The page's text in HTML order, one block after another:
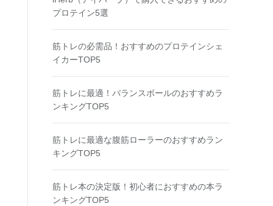
プロテイン5選
筋トレの必需品！おすすめのプロテインシェ
イカーTOP5
筋トレに最適！バランスボールのおすすめラ
ンキングTOP5
筋トレに最適な腹筋ローラーのおすすめラン
キングTOP5
筋トレ本の決定版！初心者におすすめの本ラ
ンキングTOP5